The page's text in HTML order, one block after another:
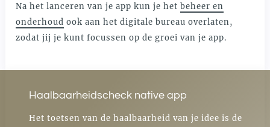
Na het lanceren van je app kun je hetbeheer en
onderhoud ook aan het digitale bureau overlaten,
zodat jij je kunt focussen op de groei van je app.
Haalbaarheidscheck native app
Het toetsen van de haalbaarheid van je idee is de